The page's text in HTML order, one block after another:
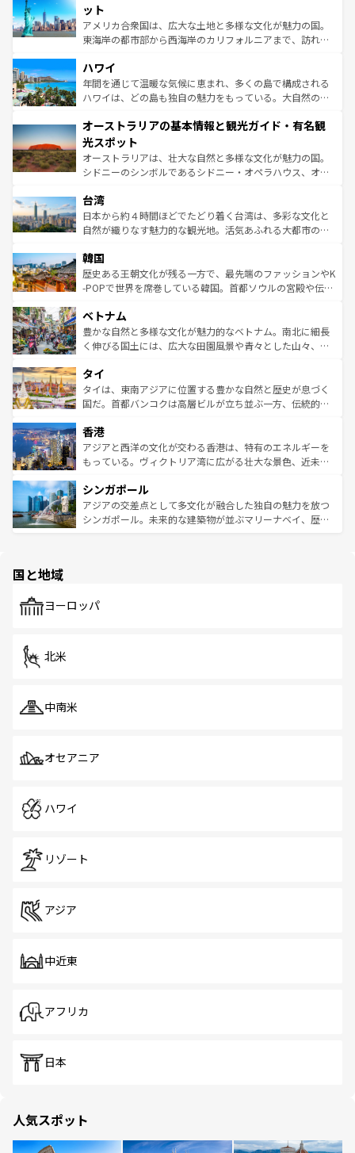
博物館もあり、アルプス観光だけでなく町歩きも満喫する
ことができる。国民の所得が高いため物価も高いが、旅行
者向けの交通パス提供のサービスもあり、うまく活用すれ
着のスイス情報は
ット
アメリカ合衆国は、広大な土地と多様な文化が魅力の国。
東海岸の都市部から西海岸のカリフォルニアまで、訪れる
のような巨大都市は、観光、ショッピング、エンターテイ
ンメントが詰まった刺激的なスポットだ。一方、アメリカ
西部には大自然が広がり、グランドキャニオンやイエロー
部のニューオーリンズでは、音楽と美食が融合した独特の
文化が魅力。旅行者はアメリカの各地域で異なる魅力を楽
しみながら、その多様性と豊かな歴史を感じることができ
るだろう。車でのロードトリップや列車の旅も、アメリカ
情報は
ハワイ
年間を通じて温暖な気候に恵まれ、多くの島で構成される
ハワイは、どの島も独自の魅力をもっている。大自然の神
ワイ島は見逃せない。また、定番の観光地といえばオアフ
島だが、静かな自然を求めるならマウイ島やカウアイ島が
おすすめ。エメラルドグリーンに輝く海をはじめ、豊かな
文化や歴史が息づいている。「アロハスピリット」と呼ば
人々、おいしいローカルフードやハワイアンミュージッ
ク、伝統的なフラダンスなど、すべてがハワイの魅力を彩
っている。訪れるたびに新しい発見と感動が待っているハ
はコンテンツ一覧
オーストラリアの基本情報と観光ガイド・有名観
光スポット
オーストラリアは、壮大な自然と多様な文化が魅力の国。
シドニーのシンボルであるシドニー・オペラハウス、オー
リアリーフや大陸中央部にそびえるウルル（エアーズロッ
ク）、タスマニアの美しい原生林やケアンズの熱帯雨林な
ど、見どころがたくさん。また、カフェやワイン、オージ
いる。アクティビティも充実しており、サーフィンやダイ
ビング、ハイキングなど、アウトドア好きにはたまらな
い。オーストラリアの多彩な魅力を存分に味わいつくそ
参照してほしい。
台湾
日本から約４時間ほどでたどり着く台湾は、多彩な文化と
自然が織りなす魅力的な観光地。活気あふれる大都市の台
ン）、静ひつな山岳地帯である台湾東部など、都市の喧騒
と山間の静けさが共存しており、訪れる人に新しい発見と
驚きをもたらしてくれる。また、奥深い台湾の食文化も魅
容にもいいと評判のスイーツなど、バラエティ豊かな料理
が味わえる。 なお、新着の台湾情報は コンテンツ一覧を参
照してほしい。
韓国
歴史ある王朝文化が残る一方で、最先端のファッションやK
-POPで世界を席巻している韓国。首都ソウルの宮殿や伝統
き、地方に足を延ばせば四季折々の自然美を楽しむことが
できる。そして、キムチや焼肉、絶品のストリートフード
まで、さまざまな韓国料理が待っている。夜には、韓国な
リティに包まれながら、韓国の多彩な魅力を心ゆくまで味
わってみてほしい。 なお、新着の韓国情報はコンテンツ一
覧を参照してほしい。
ベトナム
豊かな自然と多様な文化が魅力的なベトナム。南北に細長
く伸びる国土には、広大な田園風景や青々とした山々、世
急速な発展と共に伝統が息づく。ハノイの古い町並みやホ
ーチミン市のフランス統治時代の建物も、独特の雰囲気を
醸し出している。また、バラエティの豊かさとおいしさで
とつ。フォーやバインミー、ベトナムコーヒーなどは、ぜ
ひ現地で味わいたい。どの地域を訪れてもあたたかい人々
が旅行者を迎えてくれるので、きっと忘れられない旅にな
参照してほしい。
タイ
タイは、東南アジアに位置する豊かな自然と歴史が息づく
国だ。首都バンコクは高層ビルが立ち並ぶ一方、伝統的な
の活気が交差している。北部ではチェンマイなどの山岳地
帯で自然と触れ合い、南部ではプーケットやクラビの美し
いビーチでリゾート気分を楽しむことができる。タイ料理
激する。気候は一年中温暖で、どの季節にも異なる楽しみ
が待っている。親しみやすいタイの人々、仏教を中心とし
た文化、そして多様な観光資源が、訪れる旅人を魅了し続
香港
アジアと西洋の文化が交わる香港は、特有のエネルギーを
もっている。ヴィクトリア湾に広がる壮大な景色、近未来
み、どこを訪れても感動するはず。観光スポットが密集し
ており、効率よく見どころを回れるのも魅力。息をのむよ
うな絶景から文化的な体験まで、香港を存分に楽しみ尽く
シンガポール
アジアの交差点として多文化が融合した独自の魅力を放つ
シンガポール。未来的な建築物が並ぶマリーナベイ、歴史
で、ホーカーズは地元の風情を楽しめる外せないスポット
国と地域
ヨーロッパ
北米
中南米
オセアニア
ハワイ
リゾート
アジア
中近東
アフリカ
日本
人気スポット